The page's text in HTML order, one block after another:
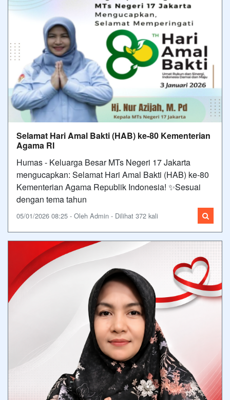
Selamat Hari Amal Bakti (HAB) ke-80 Kementerian
Agama RI
Humas - Keluarga Besar MTs Negeri 17 Jakarta
mengucapkan: Selamat Hari Amal Bakti (HAB) ke-80
Kementerian Agama Republik Indonesia! ✨Sesuai
dengan tema tahun
05/01/2026 08:25 - Oleh Admin - Dilihat 372 kali